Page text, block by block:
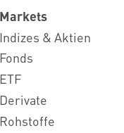
Markets
Indizes & Aktien
Fonds
ETF
Derivate
Rohstoffe